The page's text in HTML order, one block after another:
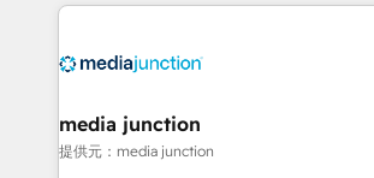
offer unparalleled insights. Operating in five
Mexico, USA, and Portugal—we've
hundred successful operations. Our approach,
media junction
提供元：media junction